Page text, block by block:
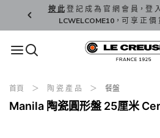
按 此登 記 成 為 官 網 會 員，登
LCWELCOME10，可 享 正 價
首頁 陶 瓷 產 品 餐盤
Manila 陶瓷圓形盤 25厘米